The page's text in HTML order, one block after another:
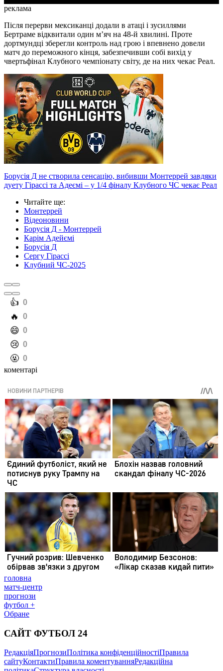
реклама
Після перерви мексиканці додали в атаці і зусиллями
Бертраме відквитали один м’яч на 48-й хвилині. Проте
дортмундці зберегли контроль над грою і впевнено довели
матч до переможного кінця, забезпечивши собі вихід у
чвертьфінал Клубного чемпіонату світу, де на них чекає Реал.
Борусія Д не створила сенсацію, вибивши Монтеррей завдяки
дуету Гірассі та Адеємі – у 1/4 фіналу Клубного ЧС чекає Реал
Читайте ще:
Монтеррей
Відеоновини
Борусія Д - Монтеррей
Карім Адейємі
Борусія Д
Сергу Гірассі
Клубний ЧС-2025
️👍 0
️🔥 0
️😄 0
️😢 0
️🤬 0
коментарі
головна
матч-центр
прогнози
футбол +
Обране
САЙТ ФУТБОЛ 24
РедакціяПрогнозиПолітика конфіденційностіПравила
сайтуКонтактиПравила коментуванняРедакційна